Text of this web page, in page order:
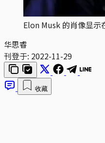
Elon Musk 的肖像显示
华思睿
刊登于: 2022-11-29
收藏